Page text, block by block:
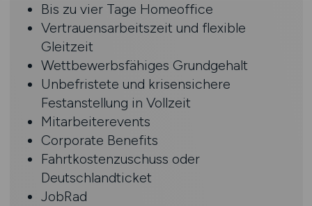
Bis zu vier Tage Homeoffice
Vertrauensarbeitszeit und flexible
Gleitzeit
Wettbewerbsfähiges Grundgehalt
Unbefristete und krisensichere
Festanstellung in Vollzeit
Mitarbeiterevents
Corporate Benefits
Fahrtkostenzuschuss oder
Deutschlandticket
JobRad